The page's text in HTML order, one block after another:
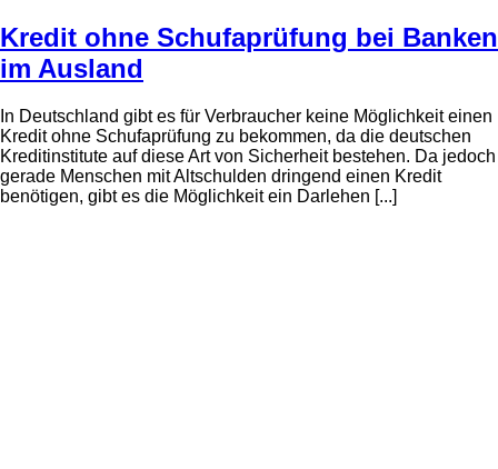
Kredit ohne Schufaprüfung bei Banken
im Ausland
In Deutschland gibt es für Verbraucher keine Möglichkeit einen
Kredit ohne Schufaprüfung zu bekommen, da die deutschen
Kreditinstitute auf diese Art von Sicherheit bestehen. Da jedoch
gerade Menschen mit Altschulden dringend einen Kredit
benötigen, gibt es die Möglichkeit ein Darlehen [...]